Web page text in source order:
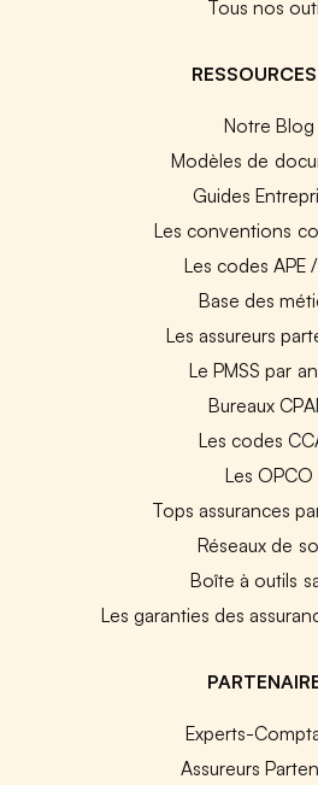
Tous nos
Notre Blog
Modèles de
Guides
Les conventions
Les codes APE
Base des
Les assureurs
Le PMSS par
Bureaux
Les codes
Les OPCO
Tops assurances
Réseaux de
Boîte à outils
Les garanties des
Experts-
Assureurs